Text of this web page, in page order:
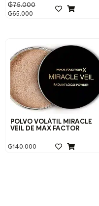
₲75.000
₲65.000
POLVO VOLÁTIL MIRACLE
VEIL DE MAX FACTOR
₲140.000